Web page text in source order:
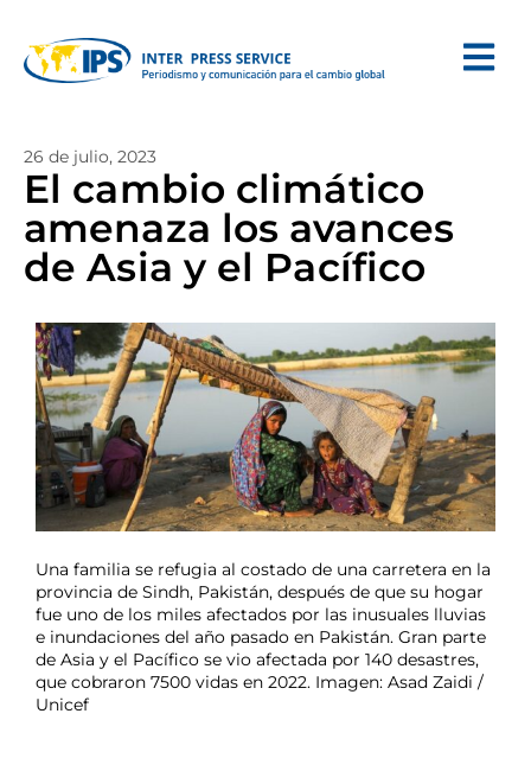
26 de julio, 2023
El cambio climático
amenaza los avances
de Asia y el Pacífico
Una familia se refugia al costado de una carretera en la
provincia de Sindh, Pakistán, después de que su hogar
fue uno de los miles afectados por las inusuales lluvias
e inundaciones del año pasado en Pakistán. Gran parte
de Asia y el Pacífico se vio afectada por 140 desastres,
que cobraron 7500 vidas en 2022. Imagen: Asad Zaidi /
Unicef